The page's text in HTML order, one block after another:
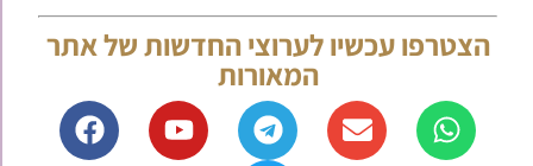
הצטרפו עכשיו לערוצי החדשות של אתר
המאורות